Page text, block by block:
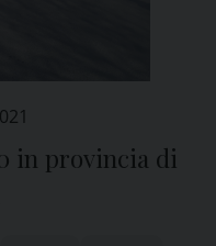
in provincia di